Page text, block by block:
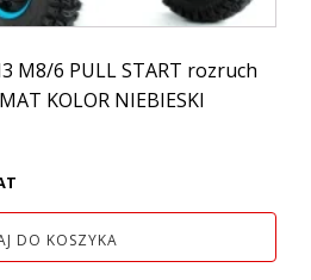
M8/6 PULL START rozruch
KOLOR NIEBIESKI
DO KOSZYKA